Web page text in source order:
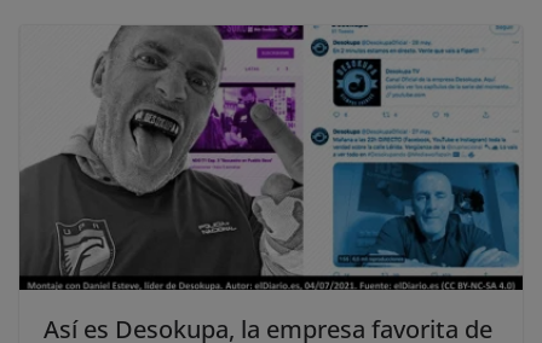
Así es Desokupa, la empresa favorita de